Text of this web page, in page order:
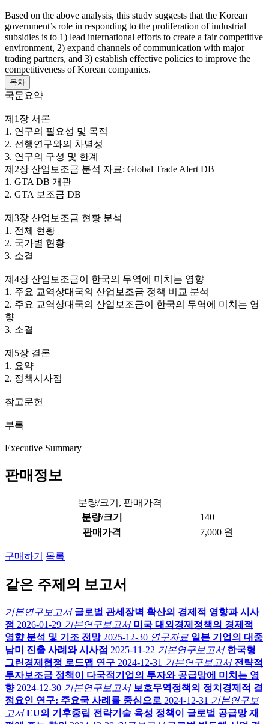
Based on the above analysis, this study suggests that the Korean
government’s role in responding to the proliferation of industrial
subsidies is to 1) lead international efforts to create a fair competitive
environment, 2) expand channels of communication with major
trading partners, and 3) establish effective policies to improve the
competitiveness of Korean companies.
목차
국문요약
제1장 서론
1. 연구의 필요성 및 목적
2. 선행연구와의 차별성
3. 연구의 구성 및 한계
제2장 산업보조금 분석 자료: Global Trade Alert DB
1. GTA DB 개관
2. GTA 보조금 DB
제3장 산업보조금 현황 분석
1. 전체 현황
2. 국가별 현황
3. 소결
제4장 산업보조금이 한국의 무역에 미치는 영향
1. 주요 교역상대국의 산업보조금 정책 비교 분석
2. 주요 교역상대국의 산업보조금이 한국의 무역에 미치는 영
향
3. 소결
제5장 결론
1. 요약
2. 정책시사점
참고문헌
부록
Executive Summary
판매정보
분량/크기, 판매가격
분량/크기
140
판매가격
7,000 원
구매하기 목록
같은 주제의 보고서
기본연구보고서 글로벌 관세장벽 확산의 경제적 영향과 시사
점 2026-01-29 기본연구보고서 미국 대외경제정책의 경제적
영향 분석 및 기조 전망 2025-12-30 연구자료 일본 기업의 대중
남미 진출 사례와 시사점 2025-11-22 기본연구보고서 한국형
그린경제협정 로드맵 연구 2024-12-31 기본연구보고서 전략적
투자보조금 정책이 다국적기업의 투자와 공급망에 미치는 영
향 2024-12-30 기본연구보고서 보호무역정책의 정치경제적 결
정요인 연구: 주요국 사례를 중심으로 2024-12-31 기본연구보
고서 EU의 기후중립 전략기술 육성 정책이 글로벌 공급망 재